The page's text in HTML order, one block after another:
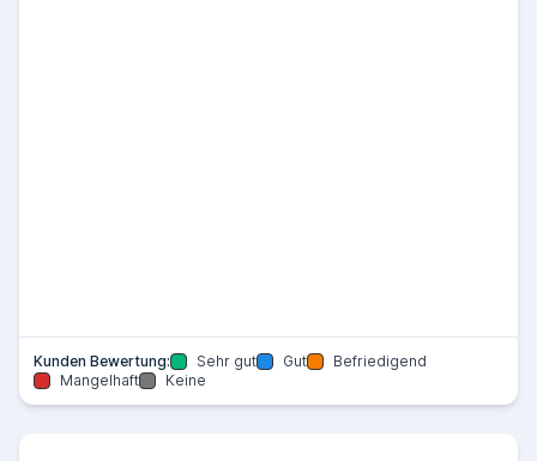
Kunden Bewertung: Sehr gut Gut
Befriedigend
Mangelhaft
Keine